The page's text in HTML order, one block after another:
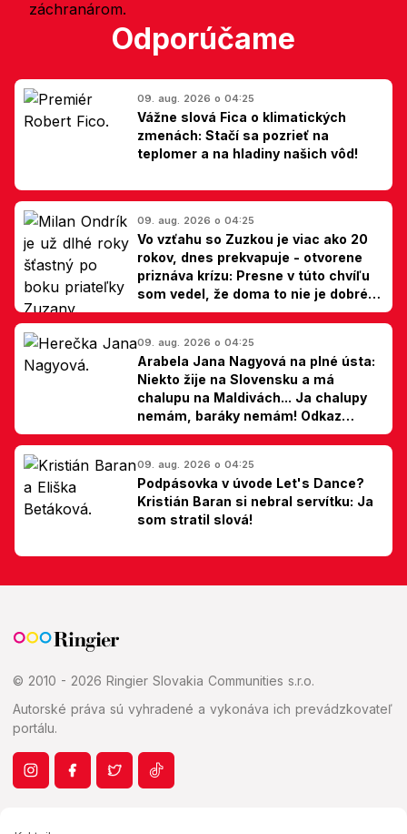
Odporúčame
09. aug. 2026 o 04:25
Vážne slová Fica o klimatických
zmenách: Stačí sa pozrieť na
teplomer a na hladiny našich vôd!
09. aug. 2026 o 04:25
Vo vzťahu so Zuzkou je viac ako 20
rokov, dnes prekvapuje - otvorene
priznáva krízu: Presne v túto chvíľu
som vedel, že doma to nie je dobré,
hovorí Milan Ondrík
09. aug. 2026 o 04:25
Arabela Jana Nagyová na plné ústa:
Niekto žije na Slovensku a má
chalupu na Maldivách... Ja chalupy
nemám, baráky nemám! Odkaz
Slovákom
09. aug. 2026 o 04:25
Podpásovka v úvode Let's Dance?
Kristián Baran si nebral servítku: Ja
som stratil slová!
© 2010 - 2026 Ringier Slovakia Communities s.r.o.
Autorské práva sú vyhradené a vykonáva ich prevádzkovateľ
portálu.